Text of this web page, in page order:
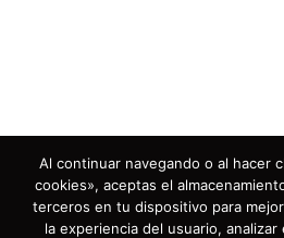
Al continuar navegando o al hacer
cookies», aceptas el
terceros en tu dispositivo para
la experiencia del usuario,